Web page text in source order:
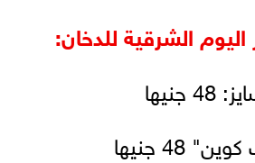
اليوم الشرقية للدخان:
48 جنيها